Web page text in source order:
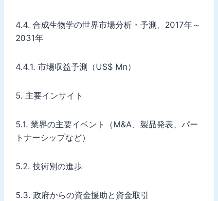
4.4. 合成生物学の世界市場分析・予測、2017年～
2031年
4.4.1. 市場収益予測（US$ Mn）
5. 主要インサイト
5.1. 業界の主要イベント（M&A、製品発表、パー
トナーシップなど）
5.2. 技術別の進歩
5.3. 政府からの資金援助と資金取引